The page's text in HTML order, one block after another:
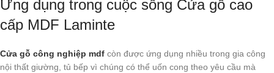
Ứng dụng trong cuộc sống Cửa gỗ cao
cấp MDF Laminte
Cửa gỗ công nghiệp mdf còn được ứng dụng nhiều trong gia công
nội thất giường, tủ bếp vì chúng có thể uốn cong theo yêu cầu mà